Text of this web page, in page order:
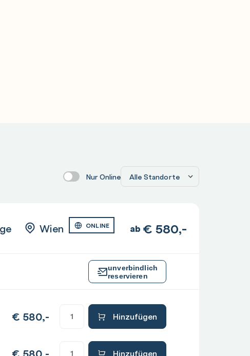
Nur Online
Wien ONLINE ab € 580,-
unverbindlich
reservieren
€ 580,- Hinzufügen
€ 580,- Hinzufügen